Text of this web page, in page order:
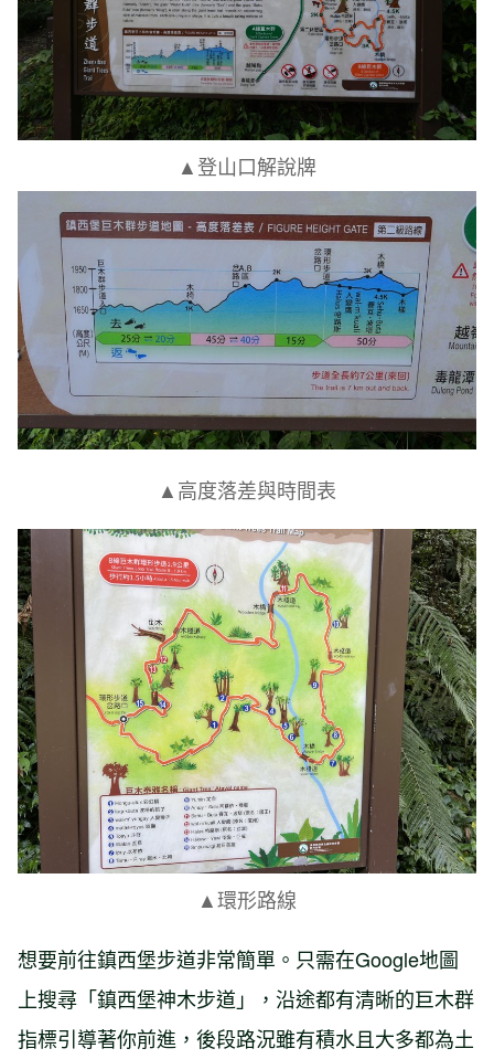
▲登山口解說牌
▲高度落差與時間表
▲環形路線
想要前往鎮西堡步道非常簡單。只需在Google地圖
上搜尋「鎮西堡神木步道」，沿途都有清晰的巨木群
指標引導著你前進，後段路況雖有積水且大多都為土